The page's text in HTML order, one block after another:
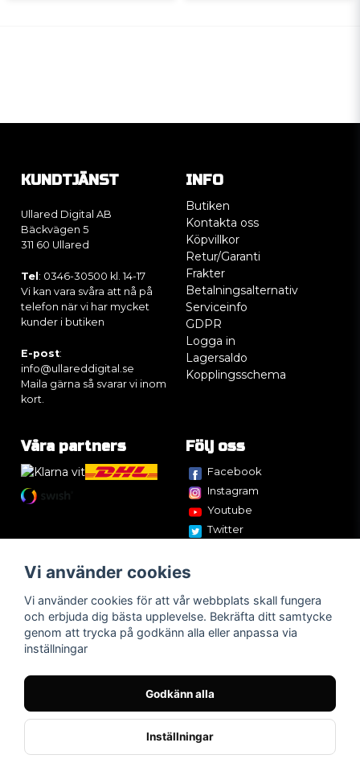
KUNDTJÄNST
Ullared Digital AB
Bäckvägen 5
311 60 Ullared
Tel : 0346-30500 kl. 14-17
Vi kan vara svåra att nå på
telefon när vi har mycket
kunder i butiken
E-post:
info@ullareddigital.se
Maila gärna så svarar vi inom
kort.
INFO
Butiken
Kontakta oss
Köpvillkor
Retur/Garanti
Frakter
Betalningsalternativ
Serviceinfo
GDPR
Logga in
Lagersaldo
Kopplingsschema
Våra partners Följ oss
Facebook
Instagram
Youtube
Twitter
Vi använder cookies
Vi använder cookies för att vår webbplats skall fungera
och erbjuda dig bästa upplevelse. Bekräfta ditt samtycke
genom att trycka på godkänn alla eller anpassa via
inställningar
Godkänn alla
Inställningar